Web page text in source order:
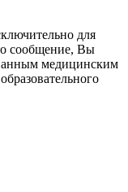
для
сообщение, Вы
медицинским